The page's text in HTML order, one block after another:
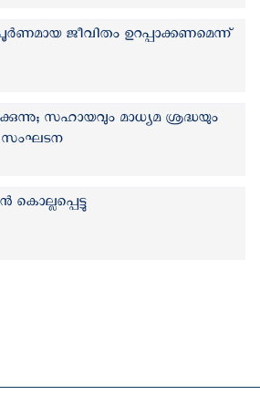
ജീവിതം ഉറപ്പാക്കണമെന്ന്
സഹായവും മാധ്യമ ശ്രദ്ധയും
സംഘടന